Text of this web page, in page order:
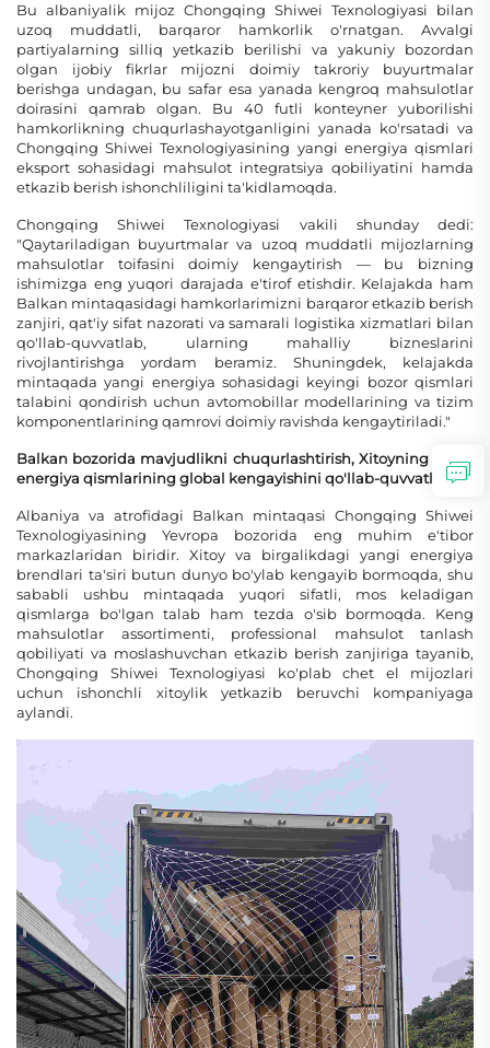
Bu albaniyalik mijoz Chongqing Shiwei Texnologiyasi bilan
uzoq muddatli, barqaror hamkorlik o'rnatgan. Avvalgi
partiyalarning silliq yetkazib berilishi va yakuniy bozordan
olgan ijobiy fikrlar mijozni doimiy takroriy buyurtmalar
berishga undagan, bu safar esa yanada kengroq mahsulotlar
doirasini qamrab olgan. Bu 40 futli konteyner yuborilishi
hamkorlikning chuqurlashayotganligini yanada ko'rsatadi va
Chongqing Shiwei Texnologiyasining yangi energiya qismlari
eksport sohasidagi mahsulot integratsiya qobiliyatini hamda
etkazib berish ishonchliligini ta'kidlamoqda.
Chongqing Shiwei Texnologiyasi vakili shunday dedi:
"Qaytariladigan buyurtmalar va uzoq muddatli mijozlarning
mahsulotlar toifasini doimiy kengaytirish — bu bizning
ishimizga eng yuqori darajada e'tirof etishdir. Kelajakda ham
Balkan mintaqasidagi hamkorlarimizni barqaror etkazib berish
zanjiri, qat'iy sifat nazorati va samarali logistika xizmatlari bilan
qo'llab-quvvatlab, ularning mahalliy bizneslarini
rivojlantirishga yordam beramiz. Shuningdek, kelajakda
mintaqada yangi energiya sohasidagi keyingi bozor qismlari
talabini qondirish uchun avtomobillar modellarining va tizim
komponentlarining qamrovi doimiy ravishda kengaytiriladi."
Balkan bozorida mavjudlikni chuqurlashtirish, Xitoyning yangi
energiya qismlarining global kengayishini qo'llab-quvvatlash
Albaniya va atrofidagi Balkan mintaqasi Chongqing Shiwei
Texnologiyasining Yevropa bozorida eng muhim e'tibor
markazlaridan biridir. Xitoy va birgalikdagi yangi energiya
brendlari ta'siri butun dunyo bo'ylab kengayib bormoqda, shu
sababli ushbu mintaqada yuqori sifatli, mos keladigan
qismlarga bo'lgan talab ham tezda o'sib bormoqda. Keng
mahsulotlar assortimenti, professional mahsulot tanlash
qobiliyati va moslashuvchan etkazib berish zanjiriga tayanib,
Chongqing Shiwei Texnologiyasi ko'plab chet el mijozlari
uchun ishonchli xitoylik yetkazib beruvchi kompaniyaga
aylandi.